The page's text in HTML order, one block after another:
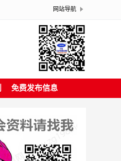
网站导航
免费发布信息